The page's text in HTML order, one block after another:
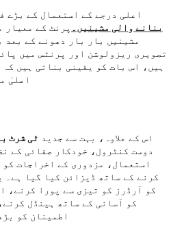
اعلی درجے کے استعمال کے بڑے
بنانے والی مشینیں۔ پرنٹ کے معیار
مشینیں بار بار دھونے کے بعد
تصویری ریزولوشن اور پرنٹس میں
ہیں، اس بات کو یقینی بناتی ہیں
اعلیٰ
اس کے علاوہ، بہت سے جدید ٹی شرٹ
دوست کنٹرول، خودکار صفائی کے
استعمال، مزدوری کے اخراجات
کرنے کے ساتھ ڈیزائن کیا گیا ہے۔
کو آرڈرز کو تیزی سے پورا کرنے،
کو آسانی کے ساتھ ہینڈل
اطمینان کو